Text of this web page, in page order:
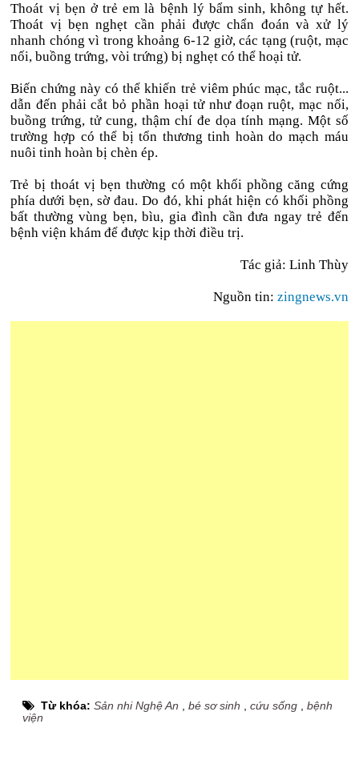
Thoát vị bẹn ở trẻ em là bệnh lý bẩm sinh, không tự hết.
Thoát vị bẹn nghẹt cần phải được chẩn đoán và xử lý
nhanh chóng vì trong khoảng 6-12 giờ, các tạng (ruột, mạc
nối, buồng trứng, vòi trứng) bị nghẹt có thể hoại tử.
Biến chứng này có thể khiến trẻ viêm phúc mạc, tắc ruột...
dẫn đến phải cắt bỏ phần hoại tử như đoạn ruột, mạc nối,
buồng trứng, tử cung, thậm chí đe dọa tính mạng. Một số
trường hợp có thể bị tổn thương tinh hoàn do mạch máu
nuôi tinh hoàn bị chèn ép.
Trẻ bị thoát vị bẹn thường có một khối phồng căng cứng
phía dưới bẹn, sờ đau. Do đó, khi phát hiện có khối phồng
bất thường vùng bẹn, bìu, gia đình cần đưa ngay trẻ đến
bệnh viện khám để được kịp thời điều trị.
Tác giả: Linh Thùy
Nguồn tin: zingnews.vn
Từ khóa:Sản nhi Nghệ An ,bé sơ sinh ,cứu sống ,bệnh
viện